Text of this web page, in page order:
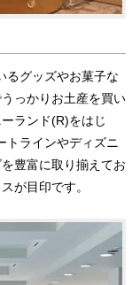
るグッズやお菓子な
っかりお土産を買い
ランド(R)をはじ
トラインやディズニ
豊富に取り揃えてお
が目印です。